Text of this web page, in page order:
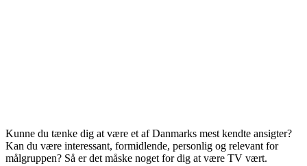
Kunne du tænke dig at være et af Danmarks mest kendte ansigter?
Kan du være interessant, formidlende, personlig og relevant for
målgruppen? Så er det måske noget for dig at være TV vært.